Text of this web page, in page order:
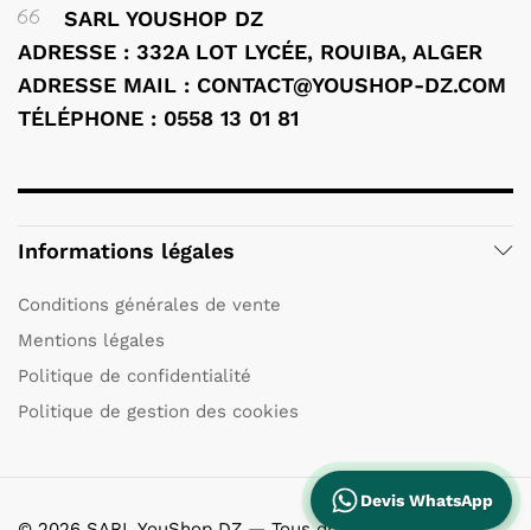
SARL YOUSHOP DZ
ADRESSE : 332A LOT LYCÉE, ROUIBA, ALGER
ADRESSE MAIL : CONTACT@YOUSHOP-DZ.COM
TÉLÉPHONE : 0558 13 01 81
Informations légales
Conditions générales de vente
Mentions légales
Politique de confidentialité
Politique de gestion des cookies
Devis WhatsApp